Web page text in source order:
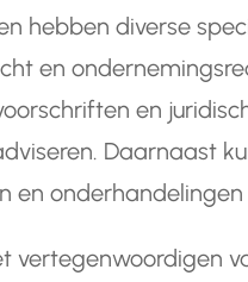
hebben diverse
en
en
Daarnaast
en
vertegenwoordigen